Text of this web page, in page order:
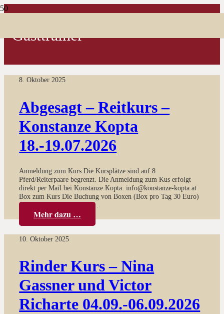
Gasttrainer
8. Oktober 2025
Abgesagt – Reitkurs –
Konstanze Kopta
18.-19.07.2026
Anmeldung zum Kurs Die Kursplätze sind auf 8
Pferd/Reiterpaare begrenzt. Die Anmeldung zum Kus erfolgt
direkt per Mail bei Konstanze Kopta: info@konstanze-kopta.at
Box zum Kurs Die Buchung von Boxen (Box pro Tag 30 Euro)
erfolgt per Mail bei Katja…
Mehr dazu …
10. Oktober 2025
Rinder Kurs – Nina
Gassner und Victor
Richarte 04.09.-06.09.2026